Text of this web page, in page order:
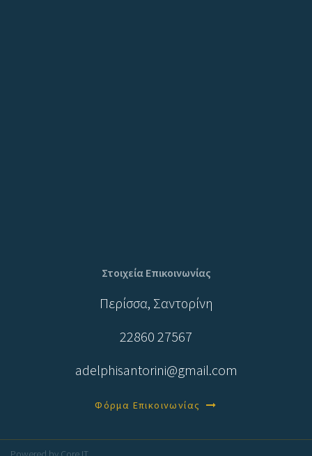
Στοιχεία Επικοινωνίας
Περίσσα, Σαντορίνη
22860 27567
adelphisantorini@gmail.com
Φόρμα Επικοινωνίας